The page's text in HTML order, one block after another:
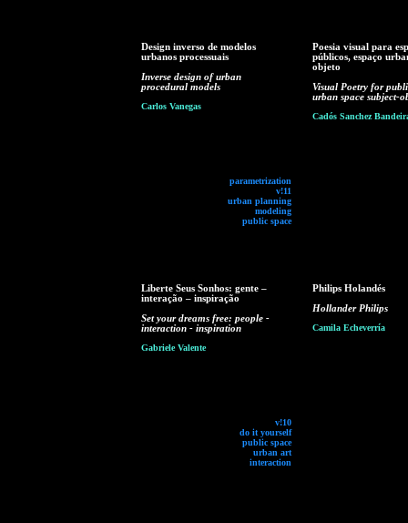
Design inverso de modelos
urbanos processuais
Inverse design of urban
procedural models
Carlos Vanegas
parametrization
v!11
urban planning
modeling
public space
Poesia visual para
públicos, espaço
objeto
Visual Poetry for
urban space subject-
Cadós Sanchez
Liberte Seus Sonhos: gente –
interação – inspiração
Set your dreams free: people -
interaction - inspiration
Gabriele Valente
v!10
do it yourself
public space
urban art
interaction
Philips Holandés
Hollander Philips
Camila Echeverría